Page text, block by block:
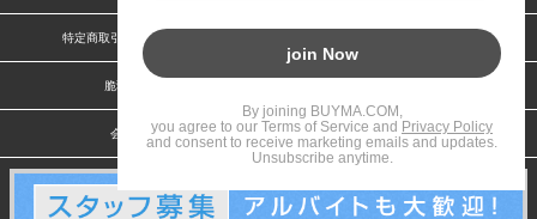
特定商取引法に関する表記
脆弱性報告
会社案内 スタッフ募集